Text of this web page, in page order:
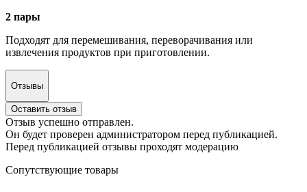
2 пары
Подходят для перемешивания, переворачивания или
извлечения продуктов при приготовлении.
Отзывы
Оставить отзыв
Отзыв успешно отправлен.
Он будет проверен администратором перед публикацией.
Перед публикацией отзывы проходят модерацию
Сопутствующие товары